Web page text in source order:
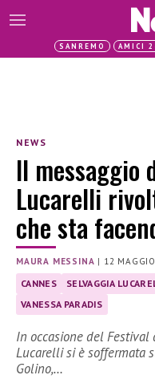
SANREMO AMICI
NEWS
Il messaggio
Lucarelli
che sta
MAURA MESSINA | 12
CANNES SELVAGGIA
VANESSA PARADIS
In occasione del Festival
Lucarelli si è soffermata
Golino,…